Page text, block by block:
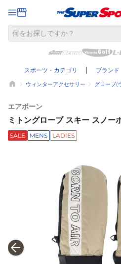
スポーツ・カテゴリ ブランド
ウィンターアクセサリー グローブ(
エアボーン
ミトングローブ スキー スノー
SALE MENS LADIES